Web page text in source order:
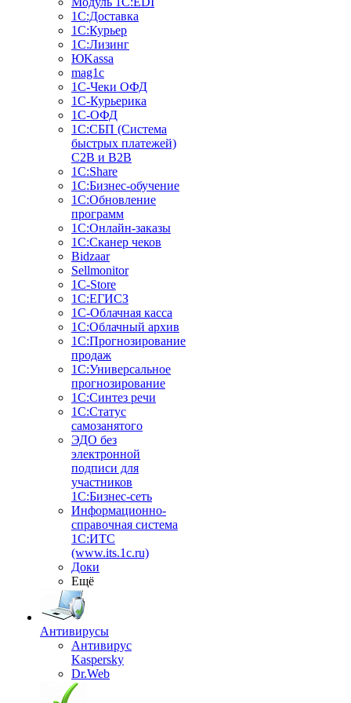
1С:Доставка
1С:Курьер
1С:Лизинг
ЮKassa
mag1c
1С-Чеки ОФД
1С-Курьерика
1С-ОФД
1С:СБП (Система
быстрых платежей)
C2B и B2B
1С:Share
1С:Бизнес-обучение
1С:Обновление
программ
1С:Онлайн-заказы
1С:Сканер чеков
Bidzaar
Sellmonitor
1C-Store
1С:ЕГИСЗ
1С-Облачная касса
1С:Облачный архив
1С:Прогнозирование
продаж
1С:Универсальное
прогнозирование
1С:Синтез речи
1С:Статус
самозанятого
ЭДО без
электронной
подписи для
участников
1С:Бизнес-сеть
Информационно-
справочная система
1С:ИТС
(www.its.1c.ru)
Доки
Ещё
Антивирусы
Антивирус
Kaspersky
Dr.Web